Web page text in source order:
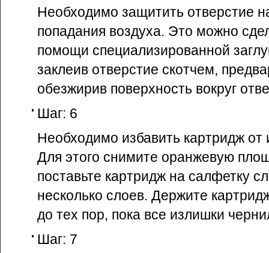
Необходимо защитить отверстие
попадания воздуха. Это можно
помощи специализированной
заклеив отверстие скотчем,
обезжирив поверхность вокруг
Шаг: 6
Необходимо избавить картридж от
Для этого снимите оранжевую
поставьте картридж на салфетку
несколько слоев. Держите
до тех пор, пока все излишки
Шаг: 7